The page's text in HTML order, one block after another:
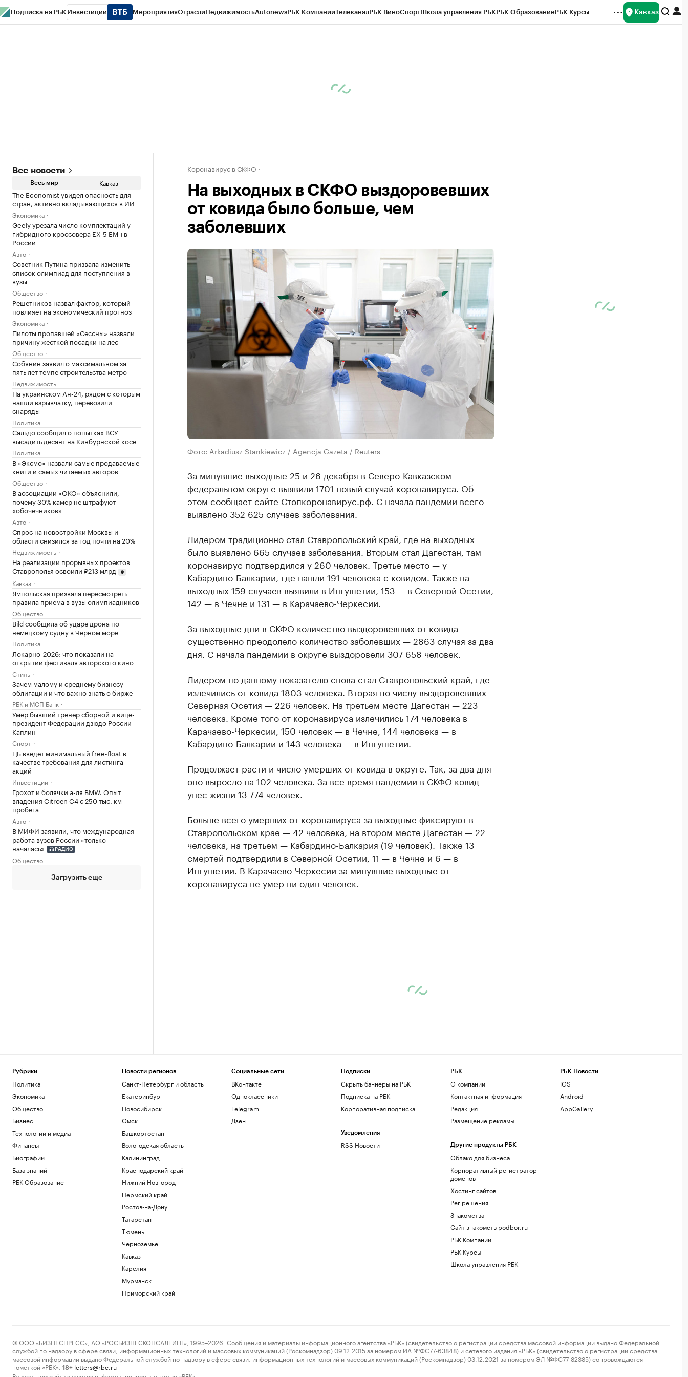
Подписка на РБК Инвестиции МероприятияОтраслиНедвижимостьAutonewsРБК КомпанииТелеканалРБК ВиноСпортШкола управления РБКРБК ОбразованиеРБК Курсы Кавказ
Все новости
Весь мир Кавказ
The Economist увидел опасность для
стран, активно вкладывающихся в ИИ
Экономика
Geely урезала число комплектаций у
гибридного кроссовера EX-5 EM-i в
России
Авто
Советник Путина призвала изменить
список олимпиад для поступления в
вузы
Общество
Решетников назвал фактор, который
повлияет на экономический прогноз
Экономика
Пилоты пропавшей «Сессны» назвали
причину жесткой посадки на лес
Общество
Собянин заявил о максимальном за
пять лет темпе строительства метро
Недвижимость
На украинском Ан-24, рядом с которым
нашли взрывчатку, перевозили
снаряды
Политика
Сальдо сообщил о попытках ВСУ
высадить десант на Кинбурнской косе
Политика
В «Эксмо» назвали самые продаваемые
книги и самых читаемых авторов
Общество
В ассоциации «ОКО» объяснили,
почему 30% камер не штрафуют
«обочечников»
Авто
Спрос на новостройки Москвы и
области снизился за год почти на 20%
Недвижимость
На реализации прорывных проектов
Ставрополья освоили ₽213 млрд
Кавказ
Ямпольская призвала пересмотреть
правила приема в вузы олимпиадников
Общество
Bild сообщила об ударе дрона по
немецкому судну в Черном море
Политика
Локарно-2026: что показали на
открытии фестиваля авторского кино
Стиль
Зачем малому и среднему бизнесу
облигации и что важно знать о бирже
РБК и МСП Банк
Умер бывший тренер сборной и вице-
президент Федерации дзюдо России
Каплин
Спорт
ЦБ введет минимальный free-float в
качестве требования для листинга
акций
Инвестиции
Грохот и болячки а-ля BMW. Опыт
владения Citroёn C4 с 250 тыс. км
пробега
Авто
В МИФИ заявили, что международная
работа вузов России «только
началась»
РАДИО
Общество
Загрузить еще
Коронавирус в СКФО
На выходных в СКФО выздоровевших
от ковида было больше, чем
заболевших
Фото: Arkadiusz Stankiewicz / Agencja Gazeta / Reuters
За минувшие выходные 25 и 26 декабря в Северо-Кавказском
федеральном округе выявили 1701 новый случай коронавируса. Об
этом сообщает сайте Стопкоронавирус.рф. С начала пандемии всего
выявлено 352 625 случаев заболевания.
Лидером традиционно стал Ставропольский край, где на выходных
было выявлено 665 случаев заболевания. Вторым стал Дагестан, там
коронавирус подтвердился у 260 человек. Третье место — у
Кабардино-Балкарии, где нашли 191 человека с ковидом. Также на
выходных 159 случаев выявили в Ингушетии, 153 — в Северной Осетии,
142 — в Чечне и 131 — в Карачаево-Черкесии.
За выходные дни в СКФО количество выздоровевших от ковида
существенно преодолело количество заболевших — 2863 случая за два
дня. С начала пандемии в округе выздоровели 307 658 человек.
Лидером по данному показателю снова стал Ставропольский край, где
излечились от ковида 1803 человека. Вторая по числу выздоровевших
Северная Осетия — 226 человек. На третьем месте Дагестан — 223
человека. Кроме того от коронавируса излечились 174 человека в
Карачаево-Черкесии, 150 человек — в Чечне, 144 человека — в
Кабардино-Балкарии и 143 человека — в Ингушетии.
Продолжает расти и число умерших от ковида в округе. Так, за два дня
оно выросло на 102 человека. За все время пандемии в СКФО ковид
унес жизни 13 774 человек.
Больше всего умерших от коронавируса за выходные фиксируют в
Ставропольском крае — 42 человека, на втором месте Дагестан — 22
человека, на третьем — Кабардино-Балкария (19 человек). Также 13
смертей подтвердили в Северной Осетии, 11 — в Чечне и 6 — в
Ингушетии. В Карачаево-Черкесии за минувшие выходные от
коронавируса не умер ни один человек.
Рубрики
Политика
Экономика
Общество
Бизнес
Технологии и медиа
Финансы
Биографии
База знаний
РБК Образование
Новости регионов
Санкт-Петербург и область
Екатеринбург
Новосибирск
Омск
Башкортостан
Вологодская область
Калининград
Краснодарский край
Нижний Новгород
Пермский край
Ростов-на-Дону
Татарстан
Тюмень
Черноземье
Кавказ
Карелия
Мурманск
Приморский край
Социальные сети
ВКонтакте
Одноклассники
Telegram
Дзен
Подписки
Скрыть баннеры на РБК
Подписка на РБК
Корпоративная подписка
Уведомления
RSS Новости
РБК
О компании
Контактная информация
Редакция
Размещение рекламы
Другие продукты РБК
Облако для бизнеса
Корпоративный регистратор
доменов
Хостинг сайтов
Рег.решения
Знакомства
Сайт знакомств podbor.ru
РБК Компании
РБК Курсы
Школа управления РБК
РБК Новости
iOS
Android
AppGallery
© ООО «БИЗНЕСПРЕСС», АО «РОСБИЗНЕСКОНСАЛТИНГ», 1995–2026. Сообщения и материалы информационного агентства «РБК» (свидетельство о регистрации средства массовой информации выдано Федеральной
службой по надзору в сфере связи, информационных технологий и массовых коммуникаций (Роскомнадзор) 09.12.2015 за номером ИА №ФС77-63848) и сетевого издания «РБК» (свидетельство о регистрации средства
массовой информации выдано Федеральной службой по надзору в сфере связи, информационных технологий и массовых коммуникаций (Роскомнадзор) 03.12.2021 за номером ЭЛ №ФС77-82385) сопровождаются
пометкой «РБК».
18+ letters@rbc.ru